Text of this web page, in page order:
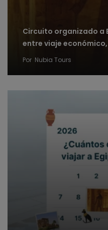
Circuito organizado a
entre viaje
Por Nubia Tours